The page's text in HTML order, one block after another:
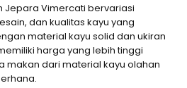
Vimercati bervariasi
dan kualitas kayu yang
material kayu solid dan ukiran
harga yang lebih tinggi
makan dari material kayu olahan